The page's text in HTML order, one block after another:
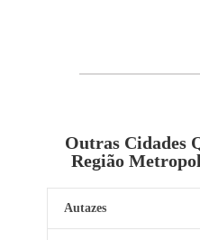
Outras Cidades
Região
Autazes